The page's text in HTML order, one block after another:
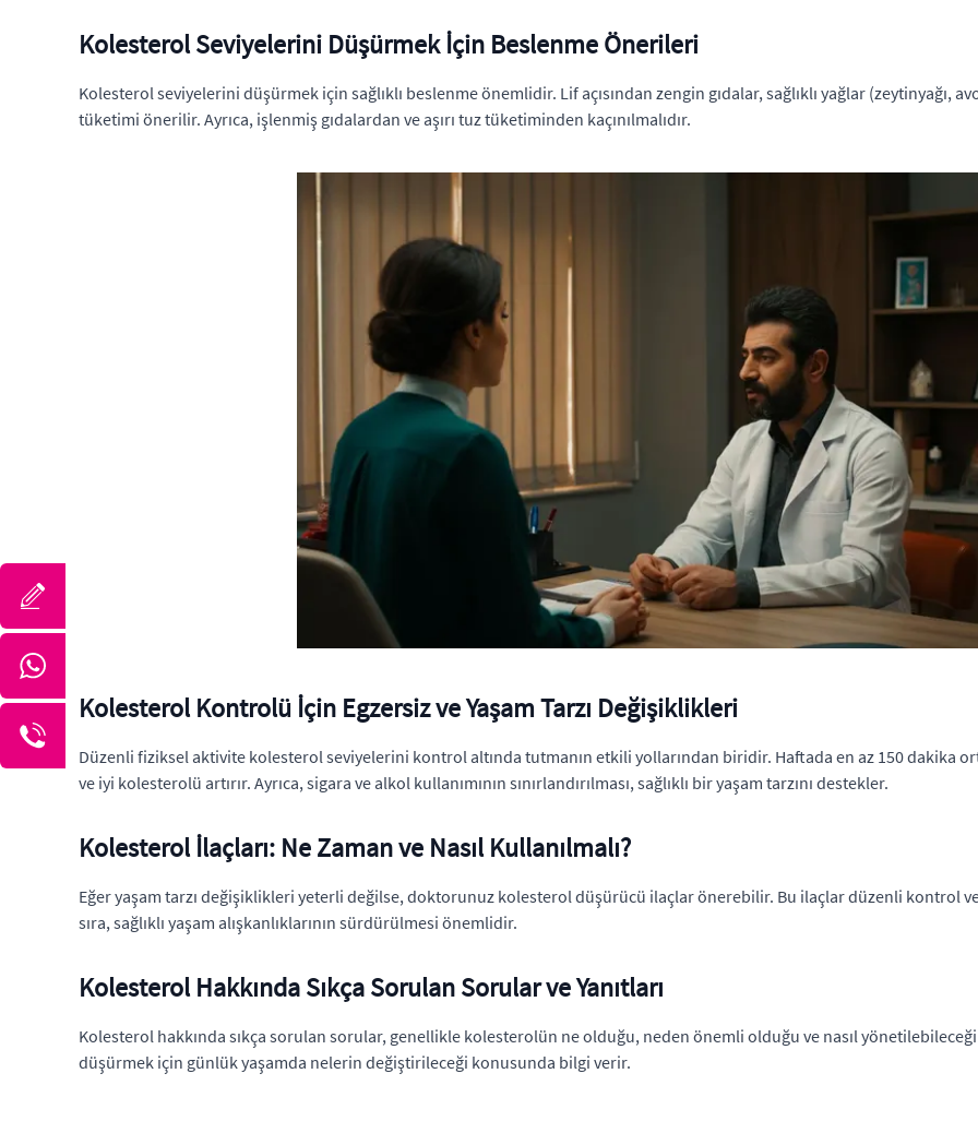
Kolesterol Seviyelerini Düşürmek İçin Beslenme Önerileri
Kolesterol seviyelerini düşürmek için sağlıklı beslenme önemlidir. Lif açısından zengin gıdalar, sağlıklı yağlar (zeytinyağı,
tüketimi önerilir. Ayrıca, işlenmiş gıdalardan ve aşırı tuz tüketiminden kaçınılmalıdır.
Kolesterol Kontrolü İçin Egzersiz ve Yaşam Tarzı Değişiklikleri
Düzenli fiziksel aktivite kolesterol seviyelerini kontrol altında tutmanın etkili yollarından biridir. Haftada en az 150 dakika
ve iyi kolesterolü artırır. Ayrıca, sigara ve alkol kullanımının sınırlandırılması, sağlıklı bir yaşam tarzını destekler.
Kolesterol İlaçları: Ne Zaman ve Nasıl Kullanılmalı?
Eğer yaşam tarzı değişiklikleri yeterli değilse, doktorunuz kolesterol düşürücü ilaçlar önerebilir. Bu ilaçlar düzenli kontrol ve
sıra, sağlıklı yaşam alışkanlıklarının sürdürülmesi önemlidir.
Kolesterol Hakkında Sıkça Sorulan Sorular ve Yanıtları
Kolesterol hakkında sıkça sorulan sorular, genellikle kolesterolün ne olduğu, neden önemli olduğu ve nasıl
düşürmek için günlük yaşamda nelerin değiştirileceği konusunda bilgi verir.